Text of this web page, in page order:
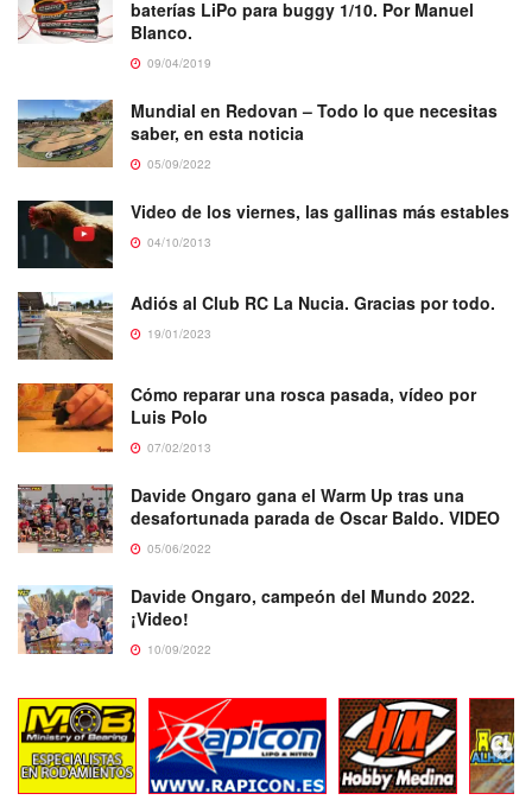
baterías LiPo para buggy 1/10. Por Manuel
Blanco.
09/04/2019
Mundial en Redovan – Todo lo que necesitas
saber, en esta noticia
05/09/2022
Video de los viernes, las gallinas más estables
04/10/2013
Adiós al Club RC La Nucia. Gracias por todo.
19/01/2023
Cómo reparar una rosca pasada, vídeo por
Luis Polo
07/02/2013
Davide Ongaro gana el Warm Up tras una
desafortunada parada de Oscar Baldo. VIDEO
05/06/2022
Davide Ongaro, campeón del Mundo 2022.
¡Video!
10/09/2022